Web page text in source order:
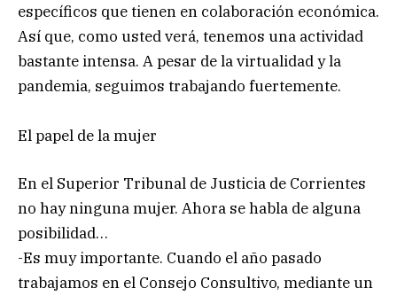
específicos que tienen en colaboración económica.
Así que, como usted verá, tenemos una actividad
bastante intensa. A pesar de la virtualidad y la
pandemia, seguimos trabajando fuertemente.
El papel de la mujer
En el Superior Tribunal de Justicia de Corrientes
no hay ninguna mujer. Ahora se habla de alguna
posibilidad…
-Es muy importante. Cuando el año pasado
trabajamos en el Consejo Consultivo, mediante un